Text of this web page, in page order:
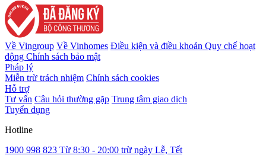
Về Vingroup Về Vinhomes Điều kiện và điều khoản Quy chế hoạt
động Chính sách bảo mật
Pháp lý
Miễn trừ trách nhiệm Chính sách cookies
Hỗ trợ
Tư vấn Câu hỏi thường gặp Trung tâm giao dịch
Tuyển dụng
Hotline
1900 998 823 Từ 8:30 - 20:00 trừ ngày Lễ, Tết